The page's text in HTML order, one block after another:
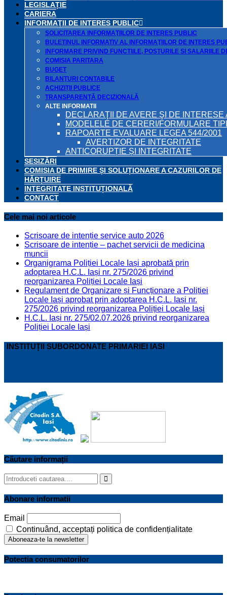
LEGISLAȚIE
CARIERA
INFORMAŢII DE INTERES PUBLIC
SOLICITAREA INFORMAŢIILOR DE INTERES PUBLIC
BULETINUL INFORMATIV AL INFORMAŢIILOR DE INTERES
INFORMARE PRIVIND FUNCTIILE, POSTURILE SI
COMISIA PARITARA
BUGET
BILANŢURI CONTABILE
ACHIZIȚII PUBLICE
TRANSPARENȚĂ DECIZIONALĂ
ALTE INFORMATII
DECLARAŢII DE AVERE ŞI DE
MODELELE DE CERERI/FORMULARE
RAPOARTE EVALUARE LEGEA 544/2001
AVERTIZOR DE INTEGRITATE
ANTICORUPȚIE ȘI INTEGRITATE
SESIZĂRI
COMISIA DE PRIMIRE ȘI SOLUȚIONARE A CAZURILOR DE
HĂRȚUIRE
INTEGRITATE INSTITUȚIONALĂ
CONTACT
Cele mai noi articole
Scrisoare de intenție service auto 2026
Scrisoare de intenție – pachet servicii de medicina
muncii
Organigrama Poliției Locale Iași aprobată prin
adoptarea H.C.L. Iași nr. 275/2026 privind
reorganizarea Poliției Locale Iași
Regulament de Organizare și Funcționare a Poliției
Locale Iași aprobat prin adoptarea H.C.L. Iași nr.
275/2026 privind reorganizarea Poliției Locale Iași
H.C.L. Iași nr. 275/02.07.2026 privind reorganizarea
Poliției Locale Iași
INSTITUȚII SUBORDONATE PRIMARIEI IASI
Căutare informații
Search
for:
Search
Abonare informatii
Email
Continuând, acceptați politica de confidențialitate
Potectia consumatorilor